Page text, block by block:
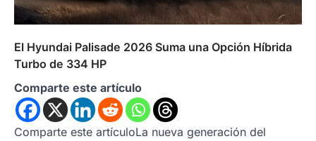
El Hyundai Palisade 2026 Suma una Opción Híbrida
Turbo de 334 HP
Comparte este artículo
Comparte este artículoLa nueva generación del